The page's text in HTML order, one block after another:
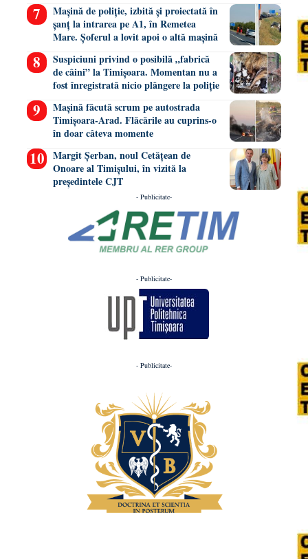
Mașină de poliție, izbită și proiectată în
șanț la intrarea pe A1, în Remetea
Mare. Șoferul a lovit apoi o altă mașină
Suspiciuni privind o posibilă „fabrică
de câini” la Timișoara. Momentan nu a
fost înregistrată nicio plângere la poliție
Mașină făcută scrum pe autostrada
Timișoara-Arad. Flăcările au cuprins-o
în doar câteva momente
Margit Șerban, noul Cetățean de
Onoare al Timișului, în vizită la
președintele CJT
- Publicitate-
- Publicitate-
- Publicitate-